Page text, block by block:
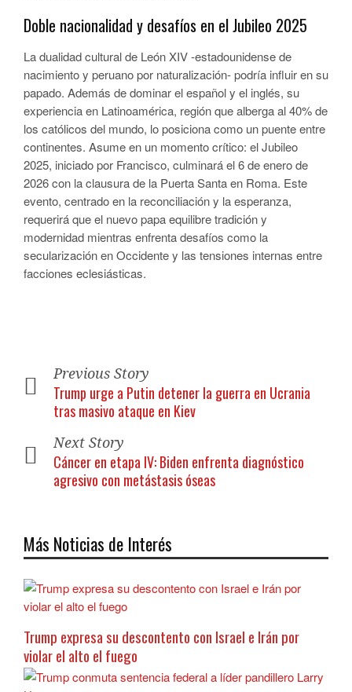
Doble nacionalidad y desafíos en el Jubileo 2025
La dualidad cultural de León XIV -estadounidense de
nacimiento y peruano por naturalización- podría influir en su
papado. Además de dominar el español y el inglés, su
experiencia en Latinoamérica, región que alberga al 40% de
los católicos del mundo, lo posiciona como un puente entre
continentes. Asume en un momento crítico: el Jubileo
2025, iniciado por Francisco, culminará el 6 de enero de
2026 con la clausura de la Puerta Santa en Roma. Este
evento, centrado en la reconciliación y la esperanza,
requerirá que el nuevo papa equilibre tradición y
modernidad mientras enfrenta desafíos como la
secularización en Occidente y las tensiones internas entre
facciones eclesiásticas.
Previous Story
Trump urge a Putin detener la guerra en Ucrania
tras masivo ataque en Kiev
Next Story
Cáncer en etapa IV: Biden enfrenta diagnóstico
agresivo con metástasis óseas
Más Noticias de Interés
Trump expresa su descontento con Israel e Irán por
violar el alto el fuego